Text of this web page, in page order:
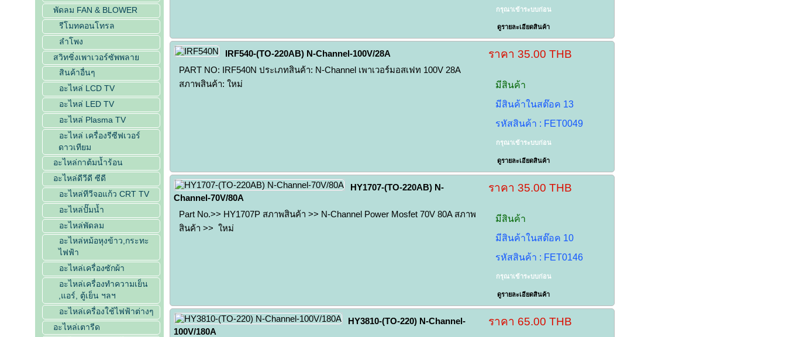
พัดลม FAN & BLOWER
รีโมทคอนโทรล
ลำโพง
สวิทชิ่งเพาเวอร์ซัพพลาย
สินค้าอื่นๆ
อะไหล่ LCD TV
อะไหล่ LED TV
อะไหล่ Plasma TV
อะไหล่ เครื่องรีซีฟเวอร์
ดาวเทียม
อะไหล่กาต้มน้ำร้อน
อะไหล่ดีวีดี ซีดี
อะไหล่ทีวีจอแก้ว CRT TV
อะไหล่ปั๊มน้ำ
อะไหล่พัดลม
อะไหล่หม้อหุงข้าว,กระทะ
ไฟฟ้า
อะไหล่เครื่องซักผ้า
อะไหล่เครื่องทำความเย็น
,แอร์, ตู้เย็น ฯลฯ
อะไหล่เครื่องใช้ไฟฟ้าต่างๆ
อะไหล่เตารีด
กรุณาเข้าระบบก่อน
ดูรายละเอียดสินค้า
IRF540-(TO-220AB) N-Channel-100V/28A
PART NO: IRF540N ประเภทสินค้า: N-Channel เพาเวอร์มอสเฟท 100V 28A
สภาพสินค้า: ใหม่
ราคา 35.00 THB
มีสินค้า
มีสินค้าในสต๊อค 13
รหัสสินค้า : FET0049
กรุณาเข้าระบบก่อน
ดูรายละเอียดสินค้า
HY1707-(TO-220AB) N-
Channel-70V/80A
Part No.>> HY1707P สภาพสินค้า >> N-Channel Power Mosfet 70V 80A สภาพ
สินค้า >> ใหม่
ราคา 35.00 THB
มีสินค้า
มีสินค้าในสต๊อค 10
รหัสสินค้า : FET0146
กรุณาเข้าระบบก่อน
ดูรายละเอียดสินค้า
HY3810-(TO-220) N-Channel-
100V/180A
ราคา 65.00 THB